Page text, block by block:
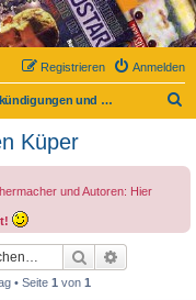
Anmelden
Registrieren
Ankündigungen und Neuerscheinungen
Küper
und Autoren: Hier
Suche
• Seite 1 von 1